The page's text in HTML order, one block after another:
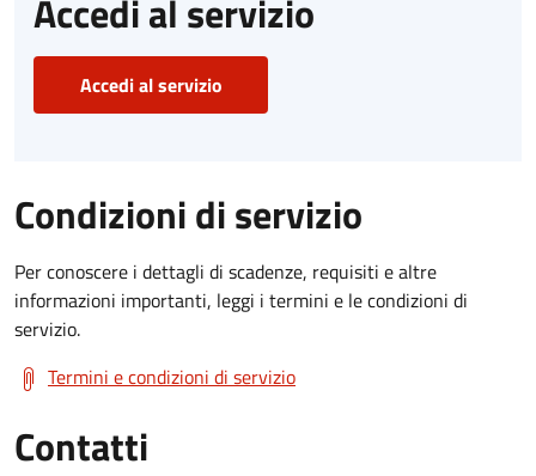
Accedi al servizio
Accedi al servizio
Condizioni di servizio
Per conoscere i dettagli di scadenze, requisiti e altre
informazioni importanti, leggi i termini e le condizioni di
servizio.
Termini e condizioni di servizio
Contatti